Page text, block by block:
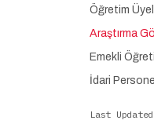
Öğretim
Araştırma
Emekli
İdari Personel
Last Updated